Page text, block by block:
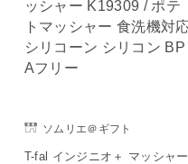
ソムリエ＠ギフト
T-fal インジニオ＋ マッシャー